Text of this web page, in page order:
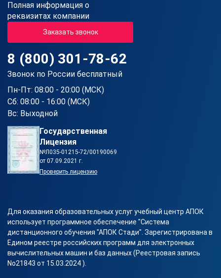
Полная информация о
реквизитах компании
Заказать звонок
8 (800) 301-78-62
Звонок по России бесплатный
Пн-Пт: 08:00 - 20:00 (МСК)
Сб: 08:00 - 16:00 (МСК)
Вс: Выходной
Государственная
Лицензия
№Л035-01215-72/00190069
от 07.09.2021 г.
Проверить лицензию
Для оказания образовательных услуг учебный центр АПОК
использует программное обеспечение "Система
дистанционного обучения "АПОК Стади". Зарегистрирована в
Едином реестре российских программ для электронных
вычислительных машин и баз данных (Реестровая запись
No21843 от 15.03.2024 ).